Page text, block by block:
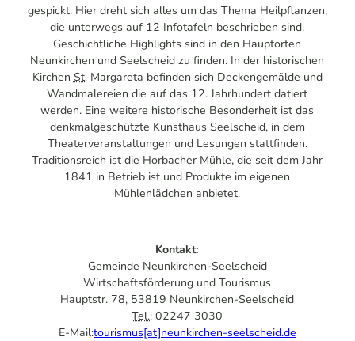
gespickt. Hier dreht sich alles um das Thema Heilpflanzen,
die unterwegs auf 12 Infotafeln beschrieben sind.
Geschichtliche Highlights sind in den Hauptorten
Neunkirchen und Seelscheid zu finden. In der historischen
KirchenSt.Margareta befinden sich Deckengemälde und
Wandmalereien die auf das 12. Jahrhundert datiert
werden. Eine weitere historische Besonderheit ist das
denkmalgeschützte Kunsthaus Seelscheid, in dem
Theaterveranstaltungen und Lesungen stattfinden.
Traditionsreich ist die Horbacher Mühle, die seit dem Jahr
1841 in Betrieb ist und Produkte im eigenen
Mühlenlädchen anbietet.
Kontakt:
Gemeinde Neunkirchen-Seelscheid
Wirtschaftsförderung und Tourismus
Hauptstr. 78, 53819 Neunkirchen-Seelscheid
Tel.: 02247 3030
E-Mail:tourismus[at]neunkirchen-seelscheid.de